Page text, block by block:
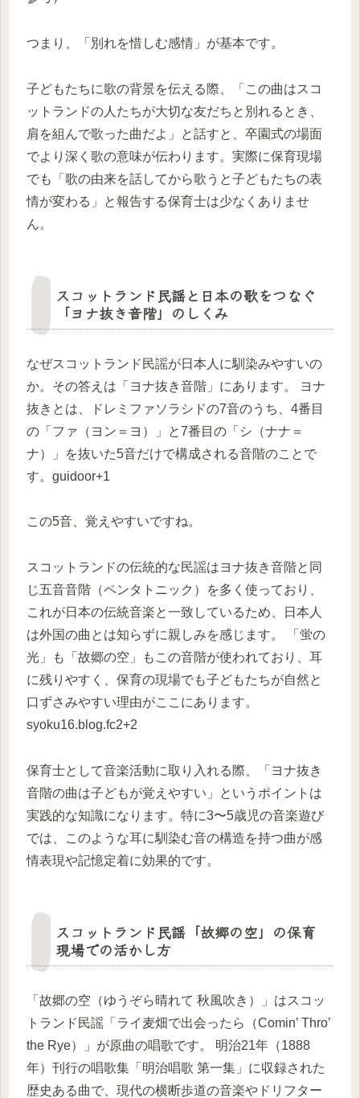
つまり、「別れを惜しむ感情」が基本です。
子どもたちに歌の背景を伝える際、「この曲はスコ
ットランドの人たちが大切な友だちと別れるとき、
肩を組んで歌った曲だよ」と話すと、卒園式の場面
でより深く歌の意味が伝わります。実際に保育現場
でも「歌の由来を話してから歌うと子どもたちの表
情が変わる」と報告する保育士は少なくありませ
ん。
スコットランド民謡と日本の歌をつなぐ
「ヨナ抜き音階」のしくみ
なぜスコットランド民謡が日本人に馴染みやすいの
か。その答えは「ヨナ抜き音階」にあります。 ヨナ
抜きとは、ドレミファソラシドの7音のうち、4番目
の「ファ（ヨン＝ヨ）」と7番目の「シ（ナナ＝
ナ）」を抜いた5音だけで構成される音階のことで
す。guidoor+1
この5音、覚えやすいですね。
スコットランドの伝統的な民謡はヨナ抜き音階と同
じ五音音階（ペンタトニック）を多く使っており、
これが日本の伝統音楽と一致しているため、日本人
は外国の曲とは知らずに親しみを感じます。 「蛍の
光」も「故郷の空」もこの音階が使われており、耳
に残りやすく、保育の現場でも子どもたちが自然と
口ずさみやすい理由がここにあります。
syoku16.blog.fc2+2
保育士として音楽活動に取り入れる際、「ヨナ抜き
音階の曲は子どもが覚えやすい」というポイントは
実践的な知識になります。特に3〜5歳児の音楽遊び
では、このような耳に馴染む音の構造を持つ曲が感
情表現や記憶定着に効果的です。
スコットランド民謡「故郷の空」の保育
現場での活かし方
「故郷の空（ゆうぞら晴れて 秋風吹き）」はスコッ
トランド民謡「ライ麦畑で出会ったら（Comin’ Thro’
the Rye）」が原曲の唱歌です。 明治21年（1888
年）刊行の唱歌集「明治唱歌 第一集」に収録された
歴史ある曲で、現代の横断歩道の音楽やドリフター